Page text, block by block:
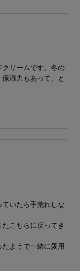
リームです。冬の
湿力もあって、と
いたら手荒れしな
こちらに戻ってき
ようで一緒に愛用